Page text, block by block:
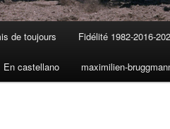
de toujours Fidélité 1982-2016-
En castellano maximilien-